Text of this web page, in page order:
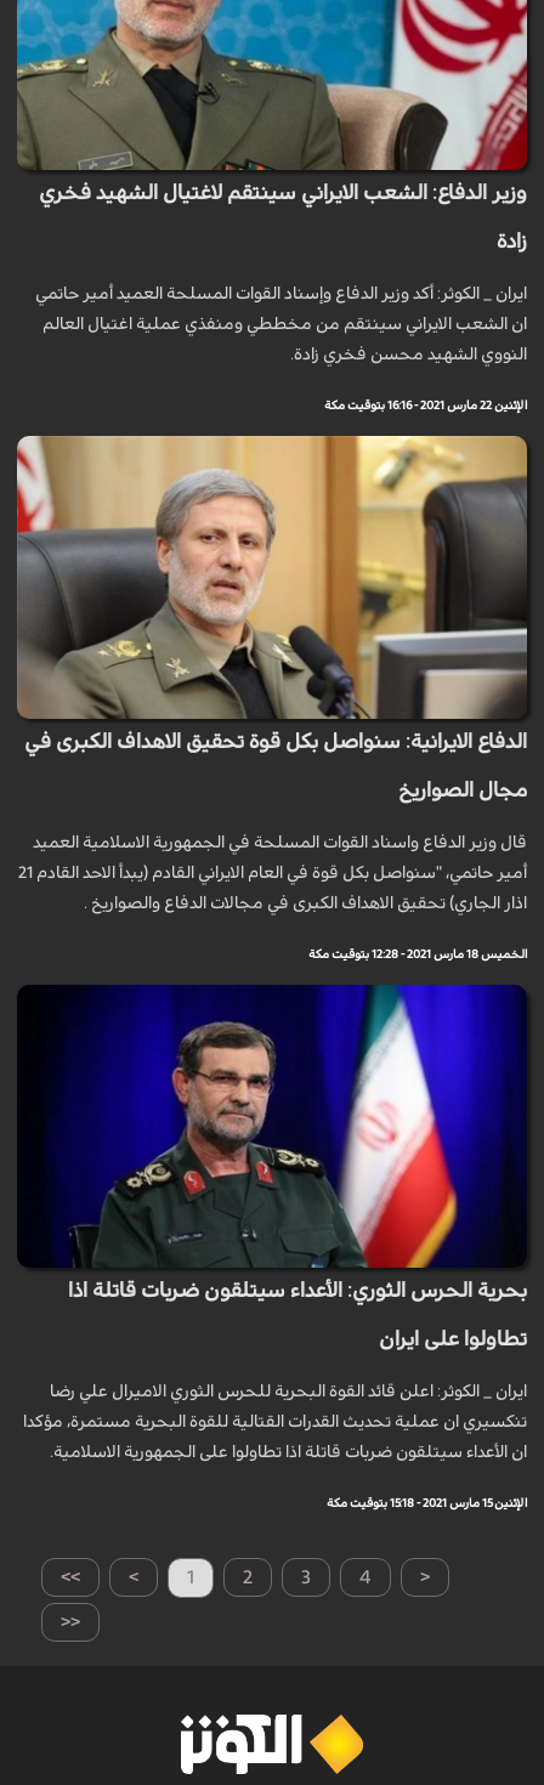
وزير الدفاع: الشعب الايراني سينتقم لاغتيال الشهيد فخري
زادة
ايران _ الكوثر: أكد وزير الدفاع وإسناد القوات المسلحة العميد أمير حاتمي
ان الشعب الايراني سينتقم من مخططي ومنفذي عملية اغتيال العالم
النووي الشهيد محسن فخري زادة.
الإثنين 22 مارس 2021 - 16:16 بتوقيت مكة
الدفاع الايرانية: سنواصل بكل قوة تحقيق الاهداف الكبرى في
مجال الصواريخ
قال وزير الدفاع واسناد القوات المسلحة في الجمهورية الاسلامية العميد
أمير حاتمي، "سنواصل بكل قوة في العام الايراني القادم (يبدأ الاحد القادم 21
اذار الجاري) تحقيق الاهداف الكبرى في مجالات الدفاع والصواريخ .
الخميس 18 مارس 2021 - 12:28 بتوقيت مكة
بحرية الحرس الثوري: الأعداء سيتلقون ضربات قاتلة اذا
تطاولوا على ايران
ايران _ الكوثر: اعلن قائد القوة البحرية للحرس الثوري الاميرال علي رضا
تنكسيري ان عملية تحديث القدرات القتالية للقوة البحرية مستمرة، مؤكدا
ان الأعداء سيتلقون ضربات قاتلة اذا تطاولوا على الجمهورية الاسلامية.
الإثنين 15 مارس 2021 - 15:18 بتوقيت مكة
>> > 1 2 3 4 <
<<